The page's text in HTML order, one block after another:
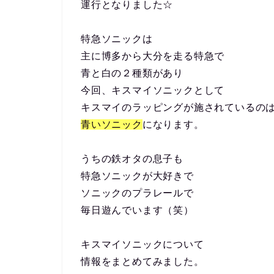
運行となりました☆
特急ソニックは
主に博多から大分を走る特急で
青と白の２種類があり
今回、キスマイソニックとして
キスマイのラッピングが施されているの
青いソニック になります。
うちの鉄オタの息子も
特急ソニックが大好きで
ソニックのプラレールで
毎日遊んでいます（笑）
キスマイソニックについて
情報をまとめてみました。